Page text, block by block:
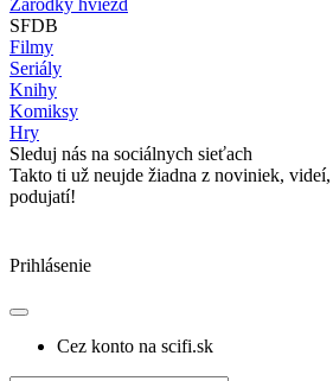
SFDB
Filmy
Seriály
Knihy
Komiksy
Hry
Sleduj nás na sociálnych sieťach
Takto ti už neujde žiadna z noviniek,
podujatí!
Prihlásenie
Cez konto na scifi.sk